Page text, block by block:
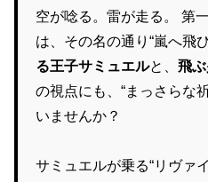
空が唸る。雷が走る。 第
は、その名の通り“嵐へ飛
る王子サミュエルと、 飛
の視点にも、“まっさらな
いませんか？
サミュエルが乗る“リヴァ